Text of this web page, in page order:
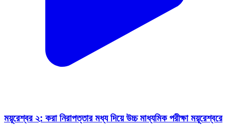
ময়ূরেশ্বর ২: করা নিরাপত্তার মধ্য দিয়ে উচ্চ মাধ্যমিক পরীক্ষা ময়ূরেশ্বরে